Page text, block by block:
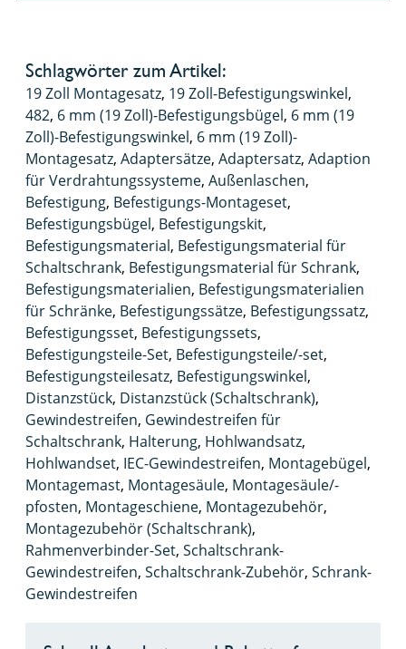
Schlagwörter zum Artikel:
19 Zoll Montagesatz, 19 Zoll-Befestigungswinkel,
482, 6 mm (19 Zoll)-Befestigungsbügel, 6 mm (19
Zoll)-Befestigungswinkel, 6 mm (19 Zoll)-
Montagesatz, Adaptersätze, Adaptersatz, Adaption
für Verdrahtungssysteme, Außenlaschen,
Befestigung, Befestigungs-Montageset,
Befestigungsbügel, Befestigungskit,
Befestigungsmaterial, Befestigungsmaterial für
Schaltschrank, Befestigungsmaterial für Schrank,
Befestigungsmaterialien, Befestigungsmaterialien
für Schränke, Befestigungssätze, Befestigungssatz,
Befestigungsset, Befestigungssets,
Befestigungsteile-Set, Befestigungsteile/-set,
Befestigungsteilesatz, Befestigungswinkel,
Distanzstück, Distanzstück (Schaltschrank),
Gewindestreifen, Gewindestreifen für
Schaltschrank, Halterung, Hohlwandsatz,
Hohlwandset, IEC-Gewindestreifen, Montagebügel,
Montagemast, Montagesäule, Montagesäule/-
pfosten, Montageschiene, Montagezubehör,
Montagezubehör (Schaltschrank),
Rahmenverbinder-Set, Schaltschrank-
Gewindestreifen, Schaltschrank-Zubehör, Schrank-
Gewindestreifen